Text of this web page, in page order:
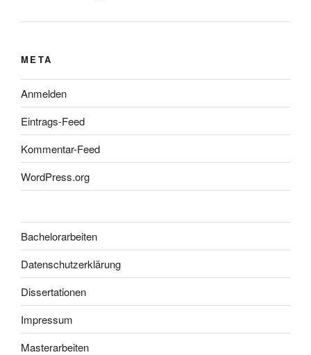
META
Anmelden
Eintrags-Feed
Kommentar-Feed
WordPress.org
Bachelorarbeiten
Datenschutzerklärung
Dissertationen
Impressum
Masterarbeiten